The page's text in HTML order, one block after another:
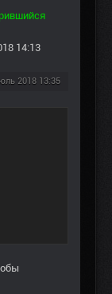
14:13
2018 13:35